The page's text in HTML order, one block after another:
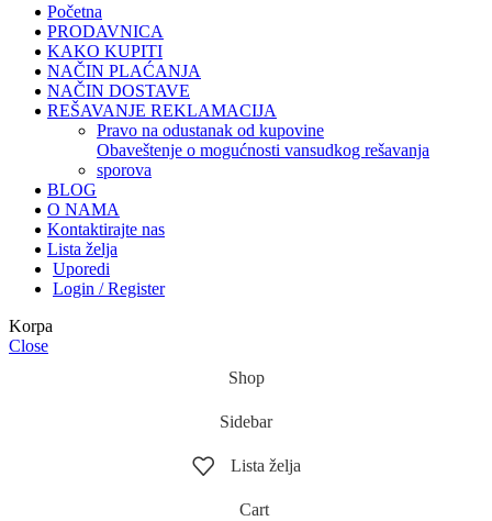
Početna
PRODAVNICA
KAKO KUPITI
NAČIN PLAĆANJA
NAČIN DOSTAVE
REŠAVANJE REKLAMACIJA
pravo na odustanak od kupovine
obaveštenje o mogućnosti vansudkog rešavanja
sporova
BLOG
O NAMA
Kontaktirajte nas
Lista želja
Uporedi
Login / Register
Korpa
Close
Shop
Sidebar
Lista želja
Cart